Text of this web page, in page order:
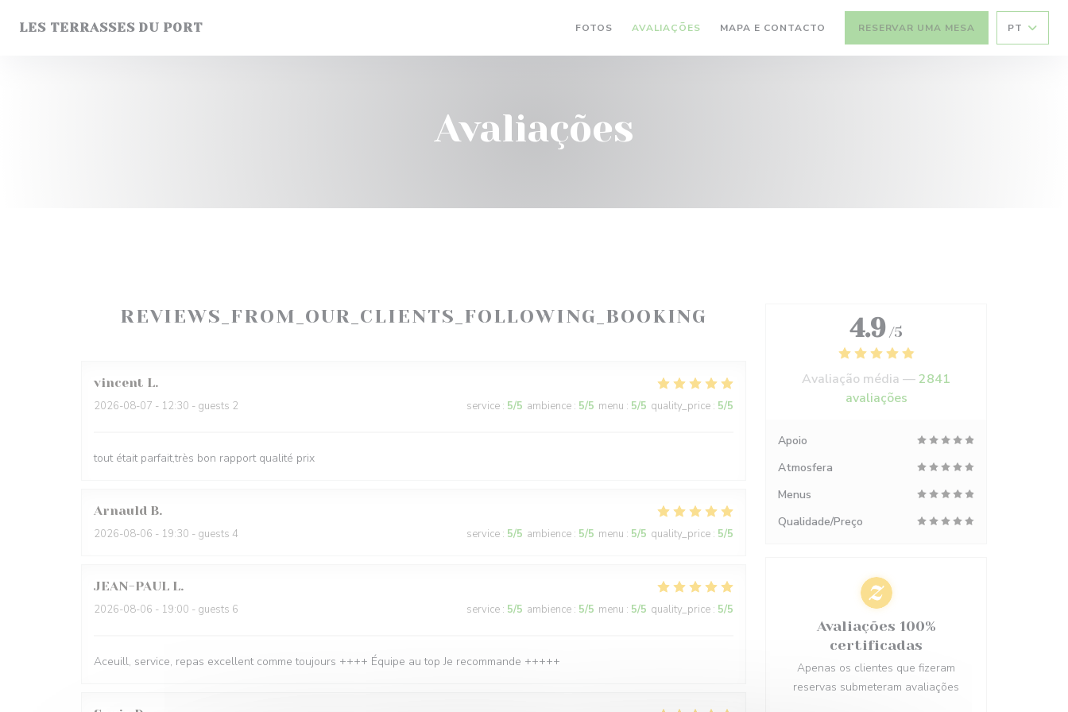
LES TERRASSES DU PORT FOTOS AVALIAÇÕES MAPA E CONTACTO RESERVAR UMA MESA PT
Avaliações
REVIEWS_FROM_OUR_CLIENTS_FOLLOWING_BOOKING
vincent L
2026-08-07 - 12:30 - guests 2 service : 5/5 ambience : 5/5 menu : 5/5 quality_price : 5/5
tout était parfait,très bon rapport qualité prix
Arnauld B
2026-08-06 - 19:30 - guests 4 service : 5/5 ambience : 5/5 menu : 5/5 quality_price : 5/5
JEAN-PAUL L
2026-08-06 - 19:00 - guests 6 service : 5/5 ambience : 5/5 menu : 5/5 quality_price : 5/5
Aceuill, service, repas excellent comme toujours ++++ Équipe au top Je recommande +++++
4.9 /5
Avaliação média — 2841
avaliações
Apoio
Atmosfera
Menus
Qualidade/Preço
Avaliações 100%
certificadas
Apenas os clientes que fizeram
reservas submeteram avaliações